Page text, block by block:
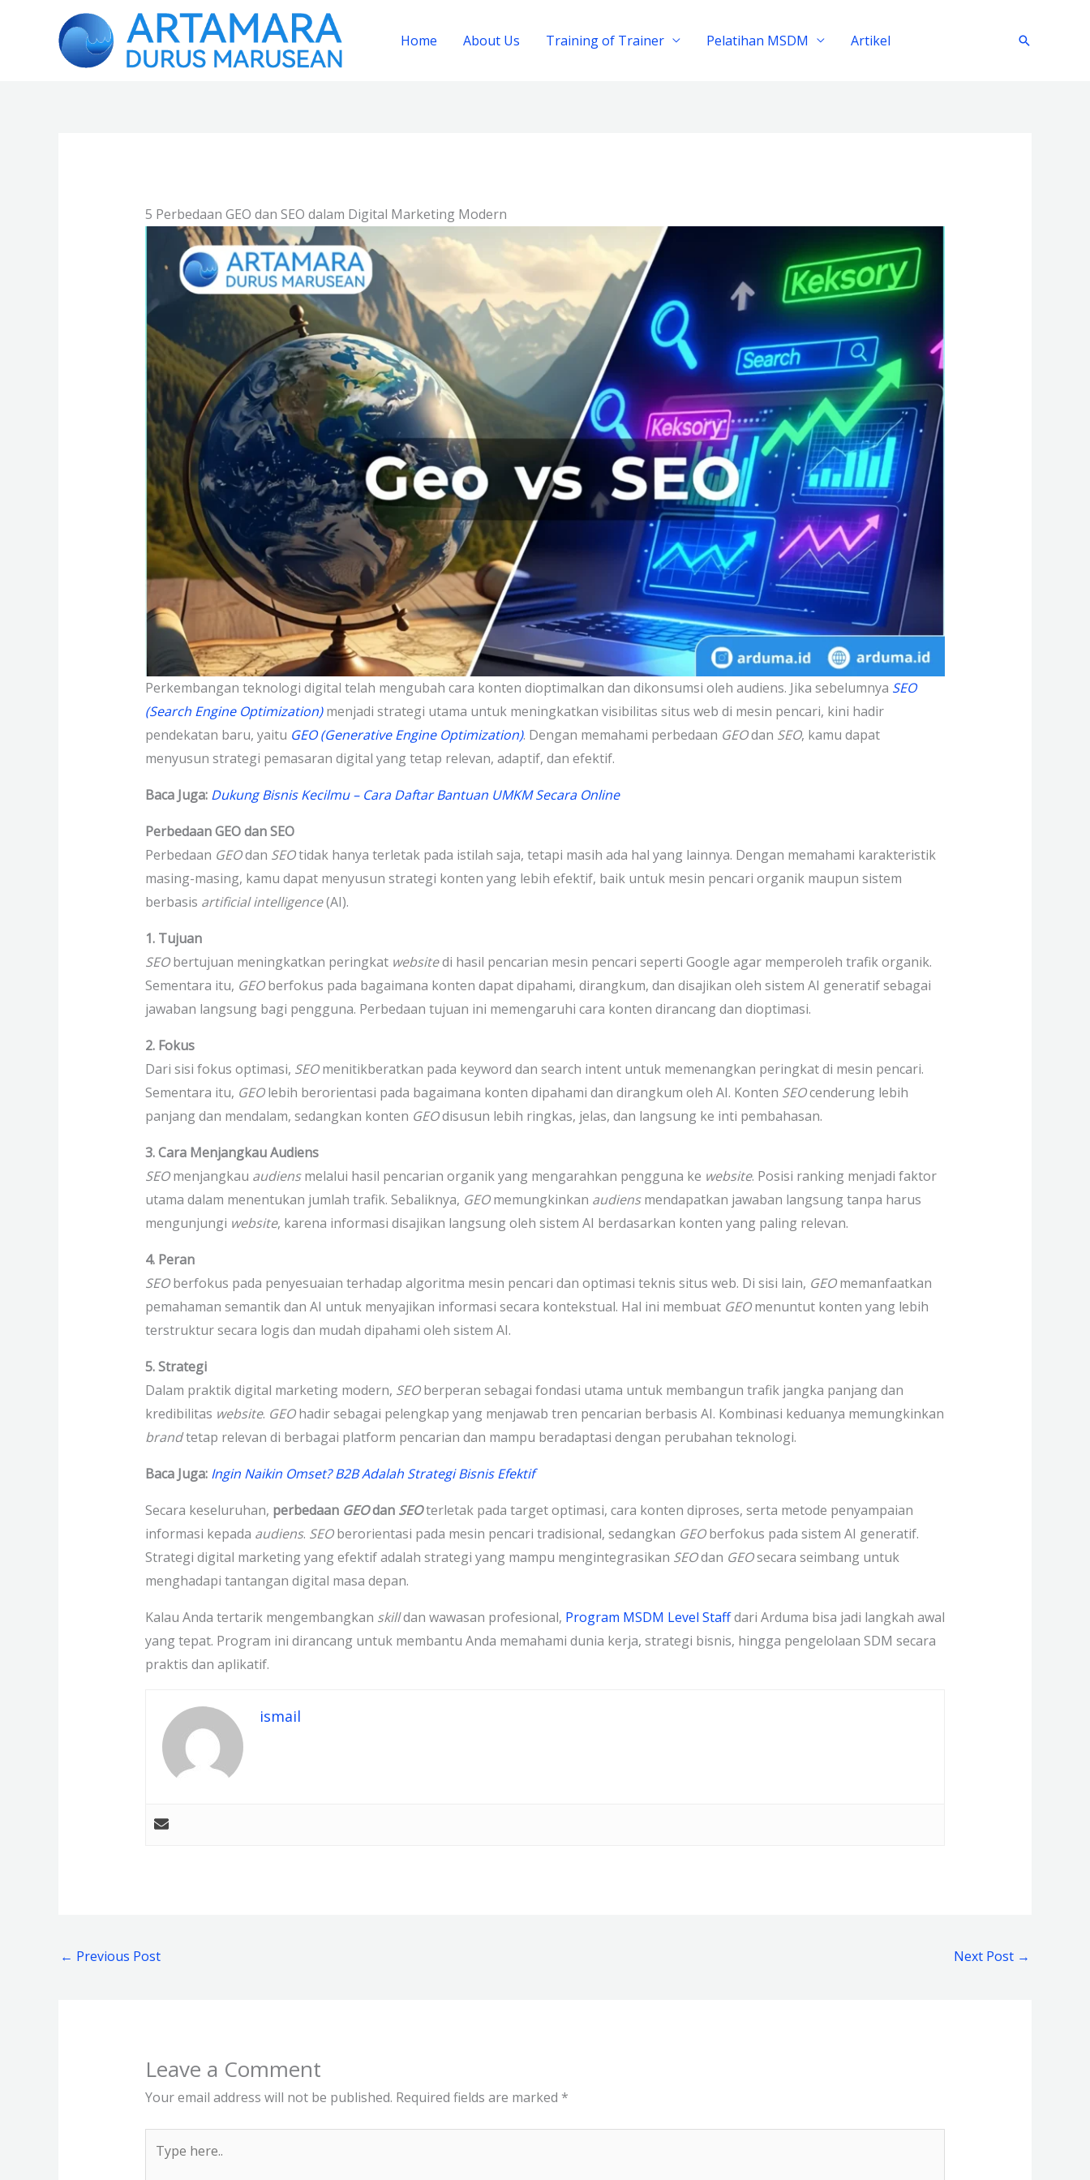
Home About Us Training of Trainer Pelatihan MSDM Artikel Search
5 Perbedaan GEO dan SEO dalam Digital Marketing Modern
Perkembangan teknologi digital telah mengubah cara konten dioptimalkan dan dikonsumsi oleh audiens. Jika sebelumnya SEO
(Search Engine Optimization)menjadi strategi utama untuk meningkatkan visibilitas situs web di mesin pencari, kini hadir
pendekatan baru, yaitu GEO (Generative Engine Optimization). Dengan memahami perbedaan GEOdan SEO, kamu dapat
menyusun strategi pemasaran digital yang tetap relevan, adaptif, dan efektif.
Baca Juga: Dukung Bisnis Kecilmu – Cara Daftar Bantuan UMKM Secara Online
Perbedaan GEO dan SEO
Perbedaan GEOdan SEOtidak hanya terletak pada istilah saja, tetapi masih ada hal yang lainnya. Dengan memahami karakteristik
masing-masing, kamu dapat menyusun strategi konten yang lebih efektif, baik untuk mesin pencari organik maupun sistem
berbasis artificial intelligence(AI).
1. Tujuan
SEObertujuan meningkatkan peringkat websitedi hasil pencarian mesin pencari seperti Google agar memperoleh trafik organik.
Sementara itu, GEOberfokus pada bagaimana konten dapat dipahami, dirangkum, dan disajikan oleh sistem AI generatif sebagai
jawaban langsung bagi pengguna. Perbedaan tujuan ini memengaruhi cara konten dirancang dan dioptimasi.
2. Fokus
Dari sisi fokus optimasi, SEOmenitikberatkan pada keyword dan search intent untuk memenangkan peringkat di mesin pencari.
Sementara itu, GEOlebih berorientasi pada bagaimana konten dipahami dan dirangkum oleh AI. Konten SEOcenderung lebih
panjang dan mendalam, sedangkan konten GEOdisusun lebih ringkas, jelas, dan langsung ke inti pembahasan.
3. Cara Menjangkau Audiens
SEOmenjangkau audiensmelalui hasil pencarian organik yang mengarahkan pengguna ke website. Posisi ranking menjadi faktor
utama dalam menentukan jumlah trafik. Sebaliknya, GEOmemungkinkan audiensmendapatkan jawaban langsung tanpa harus
mengunjungi website, karena informasi disajikan langsung oleh sistem AI berdasarkan konten yang paling relevan.
4. Peran
SEOberfokus pada penyesuaian terhadap algoritma mesin pencari dan optimasi teknis situs web. Di sisi lain, GEOmemanfaatkan
pemahaman semantik dan AI untuk menyajikan informasi secara kontekstual. Hal ini membuat GEOmenuntut konten yang lebih
terstruktur secara logis dan mudah dipahami oleh sistem AI.
5. Strategi
Dalam praktik digital marketing modern, SEOberperan sebagai fondasi utama untuk membangun trafik jangka panjang dan
kredibilitas website. GEOhadir sebagai pelengkap yang menjawab tren pencarian berbasis AI. Kombinasi keduanya memungkinkan
brandtetap relevan di berbagai platform pencarian dan mampu beradaptasi dengan perubahan teknologi.
Baca Juga: Ingin Naikin Omset? B2B Adalah Strategi Bisnis Efektif
Secara keseluruhan, perbedaan GEOdan SEOterletak pada target optimasi, cara konten diproses, serta metode penyampaian
informasi kepada audiens. SEOberorientasi pada mesin pencari tradisional, sedangkan GEOberfokus pada sistem AI generatif.
Strategi digital marketing yang efektif adalah strategi yang mampu mengintegrasikan SEOdan GEOsecara seimbang untuk
menghadapi tantangan digital masa depan.
Kalau Anda tertarik mengembangkan skilldan wawasan profesional, Program MSDM Level Staffdari Arduma bisa jadi langkah awal
yang tepat. Program ini dirancang untuk membantu Anda memahami dunia kerja, strategi bisnis, hingga pengelolaan SDM secara
praktis dan aplikatif.
ismail
← Previous Post Next Post →
Leave a Comment
Your email address will not be published. Required fields are marked *
here..